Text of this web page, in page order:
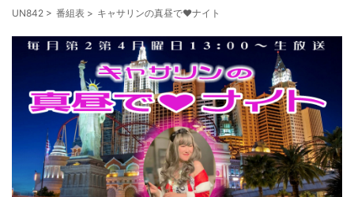
UN842 > 番組表 > キャサリンの真昼で♥ナイト